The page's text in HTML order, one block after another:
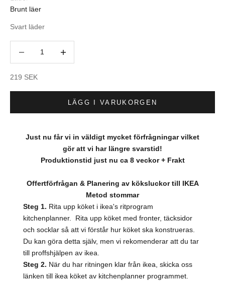
Brunt läer
Svart läder
REA-pris
219 SEK
LÄGG I VARUKORGEN
Just nu får vi in väldigt mycket förfrågningar vilket
gör att vi har längre svarstid!
Produktionstid just nu ca 8 veckor + Frakt
Offertförfrågan & Planering av köksluckor till IKEA
Metod stommar
Steg 1. Rita upp köket i ikea's ritprogram
kitchenplanner. Rita upp köket med fronter, täcksidor
och socklar så att vi förstår hur köket ska konstrueras.
Du kan göra detta själv, men vi rekomenderar att du tar
till proffshjälpen av ikea.
Steg 2. När du har ritningen klar från ikea, skicka oss
länken till ikea köket av kitchenplanner programmet.